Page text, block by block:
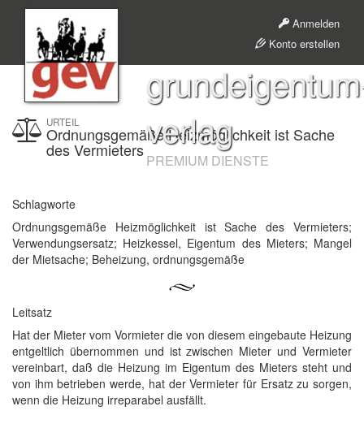
Anmelden
Konto erstellen
verlag
PREMIUM DIENSTE
URTEIL
Ordnungsgemäße Heizmöglichkeit ist Sache
des Vermieters
Schlagworte
Ordnungsgemäße Heizmöglichkeit ist Sache des Vermieters;
Verwendungsersatz; Heizkessel, Eigentum des Mieters; Mangel
der Mietsache; Beheizung, ordnungsgemäße
Leitsatz
Hat der Mieter vom Vormieter die von diesem eingebaute Heizung
entgeltlich übernommen und ist zwischen Mieter und Vermieter
vereinbart, daß die Heizung im Eigentum des Mieters steht und
von ihm betrieben werde, hat der Vermieter für Ersatz zu sorgen,
wenn die Heizung irreparabel ausfällt.